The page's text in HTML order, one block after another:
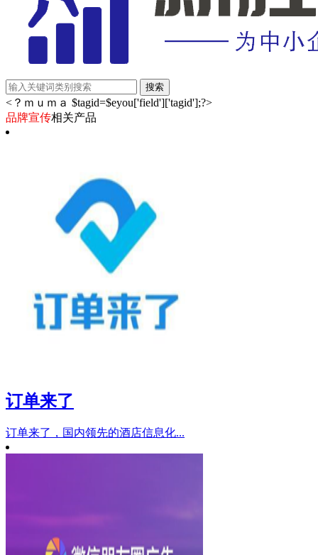
<？ｍｕｍａ $tagid=$eyou['field']['tagid'];?>
品牌宣传相关产品
订单来了
订单来了，国内领先的酒店信息化...